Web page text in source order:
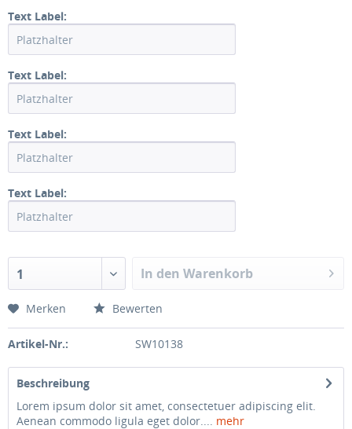
Text Label:
Text Label:
Text Label:
Text Label:
1 In den Warenkorb
Merken Bewerten
Artikel-Nr.: SW10138
Beschreibung
Lorem ipsum dolor sit amet, consectetuer adipiscing elit.
Aenean commodo ligula eget dolor.... mehr